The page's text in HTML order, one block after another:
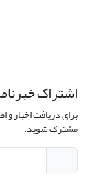
اشتراک
برای دریافت اخبار و
مشترک شوید.